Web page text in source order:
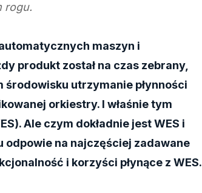
rogu.
maszyn i
produkt został na czas zebrany,
środowisku utrzymanie płynności
orkiestry. I właśnie tym
Ale czym dokładnie jest WES i
odpowie na najczęściej zadawane
i korzyści płynące z WES.